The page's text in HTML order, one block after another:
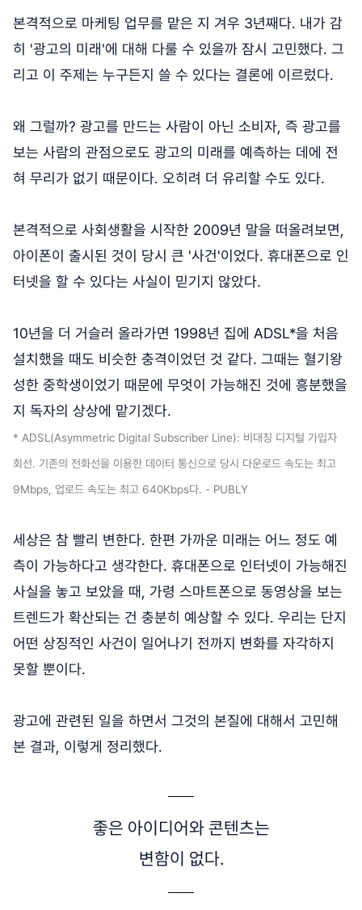
본격적으로 마케팅 업무를 맡은 지 겨우 3년째다. 내가 감
히 '광고의 미래'에 대해 다룰 수 있을까 잠시 고민했다. 그
리고 이 주제는 누구든지 쓸 수 있다는 결론에 이르렀다.
왜 그럴까? 광고를 만드는 사람이 아닌 소비자, 즉 광고를
보는 사람의 관점으로도 광고의 미래를 예측하는 데에 전
혀 무리가 없기 때문이다. 오히려 더 유리할 수도 있다.
본격적으로 사회생활을 시작한 2009년 말을 떠올려보면,
아이폰이 출시된 것이 당시 큰 '사건'이었다. 휴대폰으로 인
터넷을 할 수 있다는 사실이 믿기지 않았다.
10년을 더 거슬러 올라가면 1998년 집에 ADSL*을 처음
설치했을 때도 비슷한 충격이었던 것 같다. 그때는 혈기왕
성한 중학생이었기 때문에 무엇이 가능해진 것에 흥분했을
지 독자의 상상에 맡기겠다.
* ADSL(Asymmetric Digital Subscriber Line): 비대칭 디지털 가입자
회선. 기존의 전화선을 이용한 데이터 통신으로 당시 다운로드 속도는 최고
9Mbps, 업로드 속도는 최고 640Kbps다. - PUBLY
세상은 참 빨리 변한다. 한편 가까운 미래는 어느 정도 예
측이 가능하다고 생각한다. 휴대폰으로 인터넷이 가능해진
사실을 놓고 보았을 때, 가령 스마트폰으로 동영상을 보는
트렌드가 확산되는 건 충분히 예상할 수 있다. 우리는 단지
어떤 상징적인 사건이 일어나기 전까지 변화를 자각하지
못할 뿐이다.
광고에 관련된 일을 하면서 그것의 본질에 대해서 고민해
본 결과, 이렇게 정리했다.
좋은 아이디어와 콘텐츠는
변함이 없다.